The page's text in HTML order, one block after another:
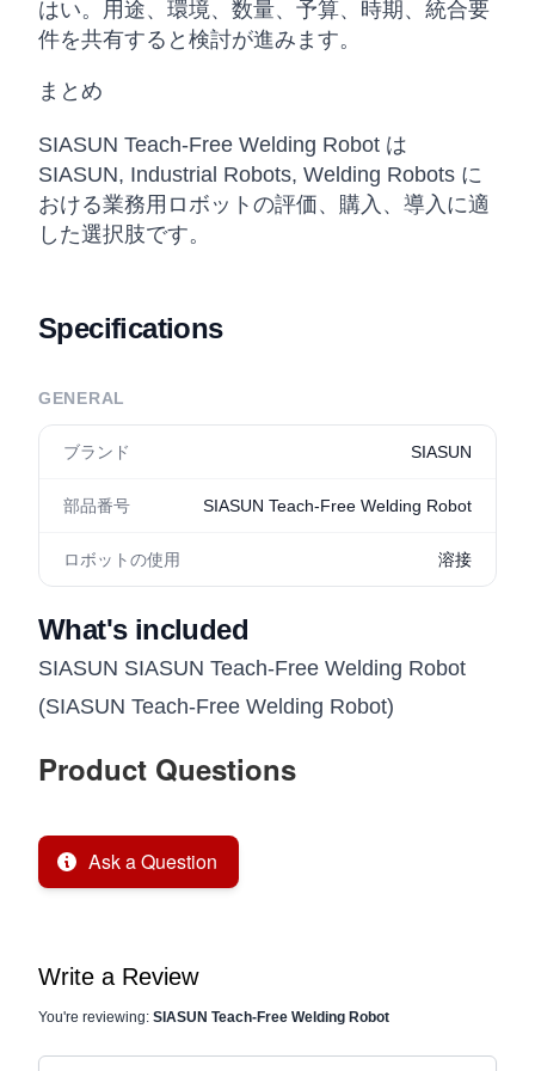
はい。用途、環境、数量、予算、時期、統合要
件を共有すると検討が進みます。
まとめ
SIASUN Teach-Free Welding Robot は
SIASUN, Industrial Robots, Welding Robots に
おける業務用ロボットの評価、購入、導入に適
した選択肢です。
Specifications
GENERAL
ブランド SIASUN
部品番号 SIASUN Teach-Free Welding Robot
ロボットの使用 溶接
What's included
SIASUN SIASUN Teach-Free Welding Robot
(SIASUN Teach-Free Welding Robot)
Product Questions
Ask a Question
Write a Review
You're reviewing: SIASUN Teach-Free Welding Robot